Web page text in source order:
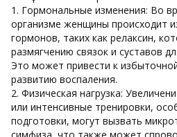
1. Гормональные изменения: Во
организме женщины происходит
гормонов, таких как релаксин,
размягчению связок и суставов
Это может привести к
развитию воспаления.
2. Физическая нагрузка:
или интенсивные тренировки,
подготовки, могут вызвать